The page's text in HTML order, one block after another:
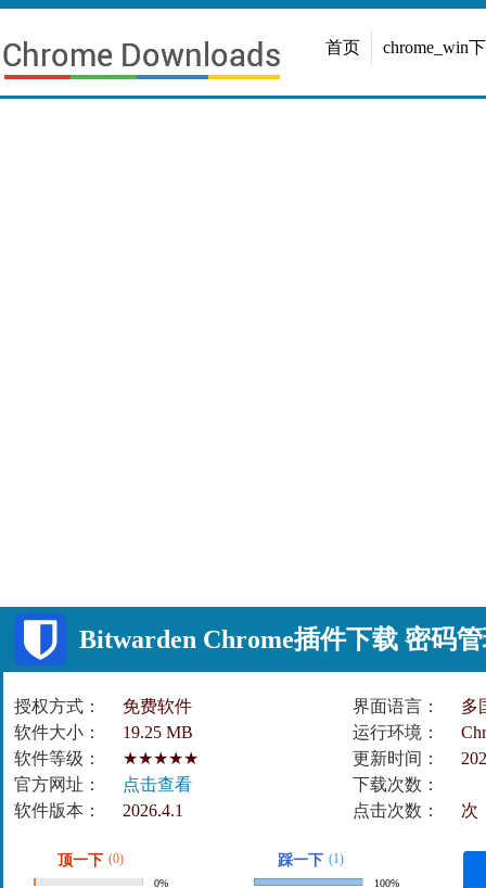
首页 chrome_win
Bitwarden Chrome插件下载 密码
授权方式： 免费软件 界面语言：
多
软件大小：
19.25 MB 运行环境：
软件等级：
★★★★★ 更新时间：
官方网址：
点击查看
下载次数：
软件版本：
2026.4.1 点击次数： 次
顶一下 (0)
0%
踩一下 (1)
100%